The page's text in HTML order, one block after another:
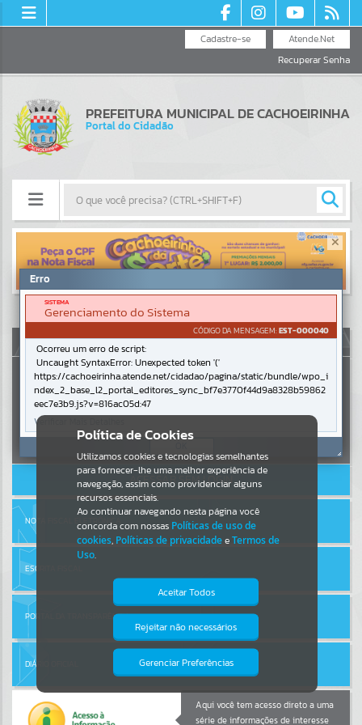
Atende.Net
Cadastre-se
Recuperar Senha
PREFEITURA MUNICIPAL DE CACHOEIRINHA
Portal do Cidadão
Resultados para""
Portais
Por favor, aguarde...
NOTÍCIAS
Por favor, aguarde...
Por favor, aguarde...
SERVIÇOS
Por favor, aguarde...
PÁGINAS
AUTOATENDIMENTO
ACESSAR SEM LOGIN
NOTA FISCAL ELETRÔNICA
ESCRITA FISCAL
PORTAL DA TRANSPARÊNCIA
DIÁRIO OFICIAL
Aqui você tem acesso direto a uma
série de informações de interesse
Política de Cookies
Utilizamos cookies e tecnologias semelhantes
para fornecer-lhe uma melhor experiência de
navegação, assim como providenciar alguns
recursos essenciais.
Ao continuar navegando nesta página você
concorda com nossas Políticas de uso de
cookies, Políticas de privacidadeeTermos de
Uso.
Aceitar Todos
Rejeitar não necessários
Gerenciar Preferências
Isto significa que diversos recursos
providenciados poderão não estar
Erro
SISTEMA
Gerenciamento do Sistema
CÓDIGO DA MENSAGEM:EST-000040
Ocorreu um erro de script:
Uncaught SyntaxError: Unexpected token '('
https://cachoeirinha.atende.net/cidadao/pagina/static/bundle/wpo_i
ndex_2_base_l2_portal_editores_sync_bf7e3770f44d9a8328b59862
eec7e3b9.js?v=816ac05d:47
Verificar Mais Detalhes